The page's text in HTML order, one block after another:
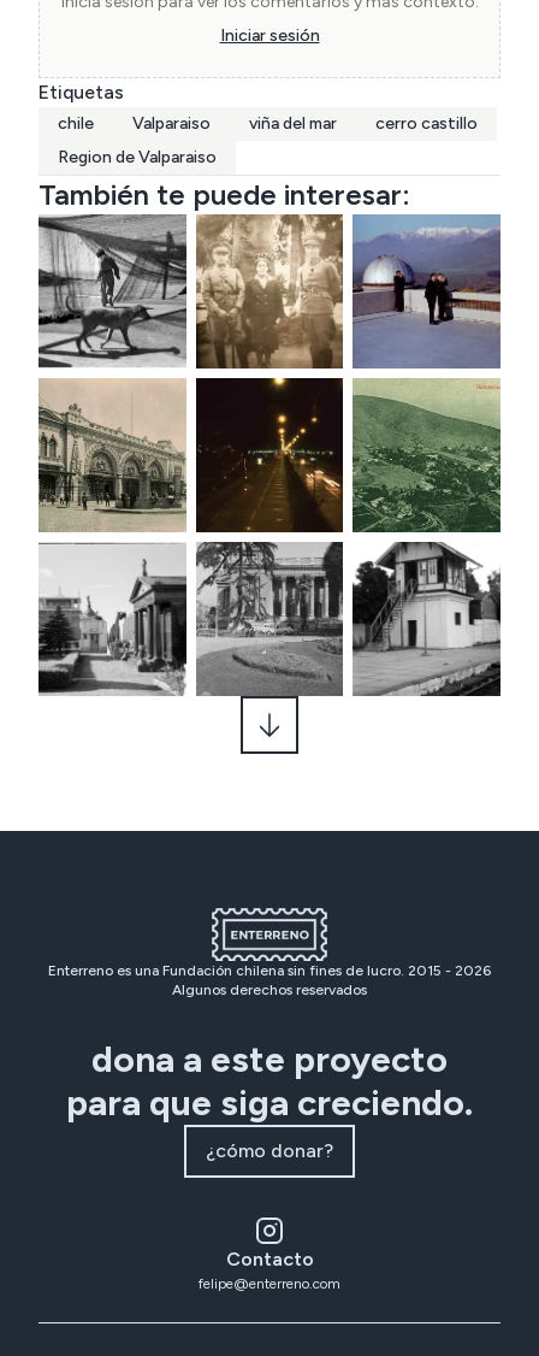
Iniciar sesión
Etiquetas
chile Valparaiso viña del mar
cerro castillo
Region de Valparaiso
También te puede interesar:
Enterreno es una Fundación chilena sin fines de lucro. 2015 - 2026
Algunos derechos reservados
dona a este proyecto
para que siga creciendo.
¿cómo donar?
Contacto
felipe@enterreno.com